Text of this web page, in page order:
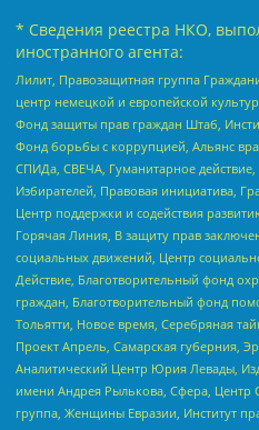
* Сведения реестра НКО,
иностранного агента:
Лилит, Правозащитная группа
центр немецкой и европейской
Фонд защиты прав граждан Штаб,
Фонд борьбы с коррупцией, Альянс
СПИДа, СВЕЧА, Гуманитарное
Избирателей, Правовая инициатива,
Центр поддержки и содействия
Горячая Линия, В защиту прав
социальных движений, Центр
Действие, Благотворительный фонд
граждан, Благотворительный фонд
Тольятти, Новое время, Серебряная
Проект Апрель, Самарская губерния,
Аналитический Центр Юрия Левады,
имени Андрея Рылькова, Сфера, Центр
группа, Женщины Евразии, Институт